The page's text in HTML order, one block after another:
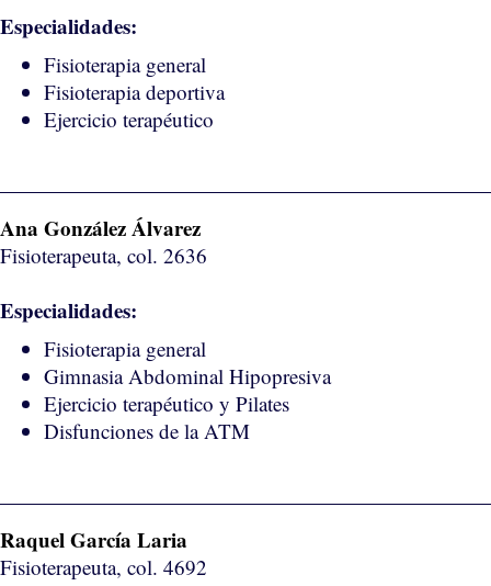
Especialidades:
Fisioterapia general
Fisioterapia deportiva
Ejercicio terapéutico
Ana González Álvarez
Fisioterapeuta, col. 2636
Especialidades:
Fisioterapia general
Gimnasia Abdominal Hipopresiva
Ejercicio terapéutico y Pilates
Disfunciones de la ATM
Raquel García Laria
Fisioterapeuta, col. 4692